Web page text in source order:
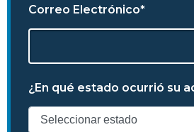
Correo Electrónico*
¿En qué estado ocurrió su